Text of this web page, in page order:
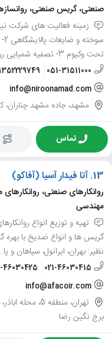
صنعتی، گریس صنعتی،
تحت وکیوم 3- تصفیه شمیایی روغن های ...
051-31511000
info@niroonamad.com
مشهد، جاده مشهد چناران، کیلومتر 12،
تماس
13. آتا فیدار آسیا (آفاکو)
روانکارهای صنعتی،
مهندسی
تهیه و توزیع انواع
گریس ها و انواع ضدیخ با
نظیر: بهران، ایرانول، سپاهان و
021-46030415
46030425
info@afacoir.com
تهران، منطقه
برج نگین رضا